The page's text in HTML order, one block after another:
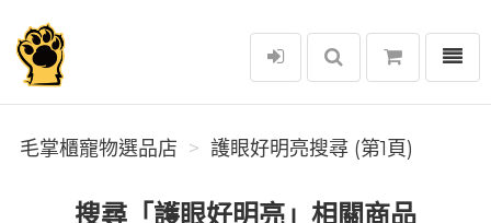
毛掌櫃寵物選品店
選單
毛掌櫃寵物選品店 護眼好明亮搜尋 (第1頁)
搜尋「護眼好明亮」相關商品